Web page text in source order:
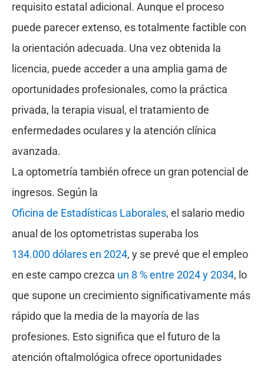
requisito estatal adicional. Aunque el proceso
puede parecer extenso, es totalmente factible con
la orientación adecuada. Una vez obtenida la
licencia, puede acceder a una amplia gama de
oportunidades profesionales, como la práctica
privada, la terapia visual, el tratamiento de
enfermedades oculares y la atención clínica
avanzada.
La optometría también ofrece un gran potencial de
ingresos. Según la
Oficina de Estadísticas Laborales, el salario medio
anual de los optometristas superaba los
134.000 dólares en 2024, y se prevé que el empleo
en este campo crezca un 8 % entre 2024 y 2034, lo
que supone un crecimiento significativamente más
rápido que la media de la mayoría de las
profesiones. Esto significa que el futuro de la
atención oftalmológica ofrece oportunidades